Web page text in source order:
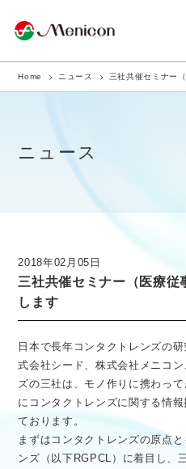
企業情報
商品サイト
ニュース
採用情報
医療従事者向け情報
Home ニュース 三社共催セミナー
ニュース
2018年02月05日
三社共催セミナー（医療従
します
日本で長年コンタクトレンズの
式会社シード、株式会社メニコ
ズの三社は、モノ作りに携わっ
にコンタクトレンズに関する情
ております。
まずはコンタクトレンズの原点
ンズ（以下RGPCL）に着目し、